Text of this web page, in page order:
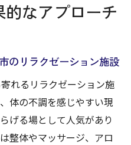
なアプローチ
のリラクゼーション施設
れるリラクゼーション施
体の不調を感じやすい現
げる場として人気があり
整体やマッサージ、アロ